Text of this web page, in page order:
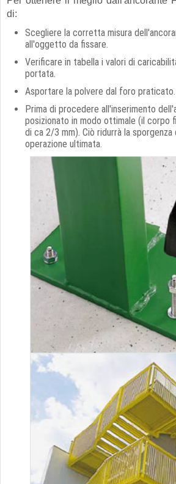
di:
Scegliere la corretta misura
all'oggetto da fissare.
Verificare in tabella i valori di
portata.
Asportare la polvere dal foro praticato.
Prima di procedere all'inserimento
posizionato in modo ottimale (il corpo
di ca 2/3 mm). Ciò ridurrà la sporgenza
operazione ultimata.